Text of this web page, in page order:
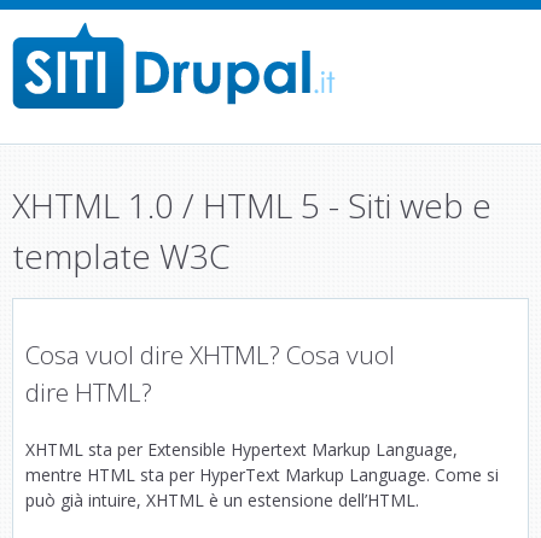
M
a
m
n
XHTML 1.0 / HTML 5 - Siti web e
template W3C
Cosa vuol dire XHTML? Cosa vuol
dire HTML?
XHTML sta per Extensible Hypertext Markup Language,
mentre HTML sta per HyperText Markup Language. Come si
può già intuire, XHTML è un estensione dell’HTML.